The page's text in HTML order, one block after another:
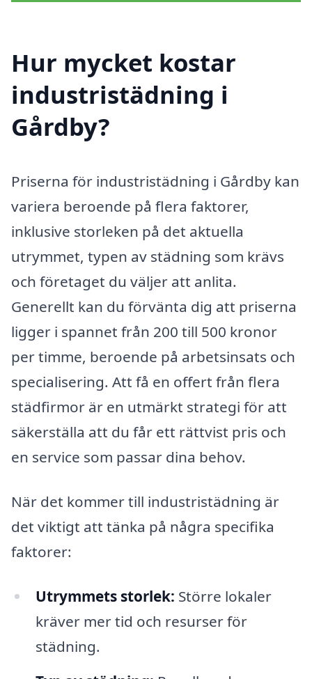
Hur mycket kostar
industristädning i
Gårdby?
Priserna för industristädning i Gårdby kan
variera beroende på flera faktorer,
inklusive storleken på det aktuella
utrymmet, typen av städning som krävs
och företaget du väljer att anlita.
Generellt kan du förvänta dig att priserna
ligger i spannet från 200 till 500 kronor
per timme, beroende på arbetsinsats och
specialisering. Att få en offert från flera
städfirmor är en utmärkt strategi för att
säkerställa att du får ett rättvist pris och
en service som passar dina behov.
När det kommer till industristädning är
det viktigt att tänka på några specifika
faktorer:
Utrymmets storlek: Större lokaler
kräver mer tid och resurser för
städning.